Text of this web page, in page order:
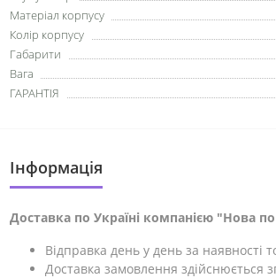
Матеріал корпусу
Колір корпусу
Габарити
Вага
ГАРАНТІЯ
Iнформація
Доставка по Україні компанією "Нова
Відправка день у день за
Доставка замовлення здійснюється